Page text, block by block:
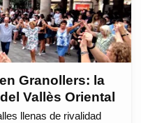
Granollers: la
Vallès Oriental
llenas de rivalidad